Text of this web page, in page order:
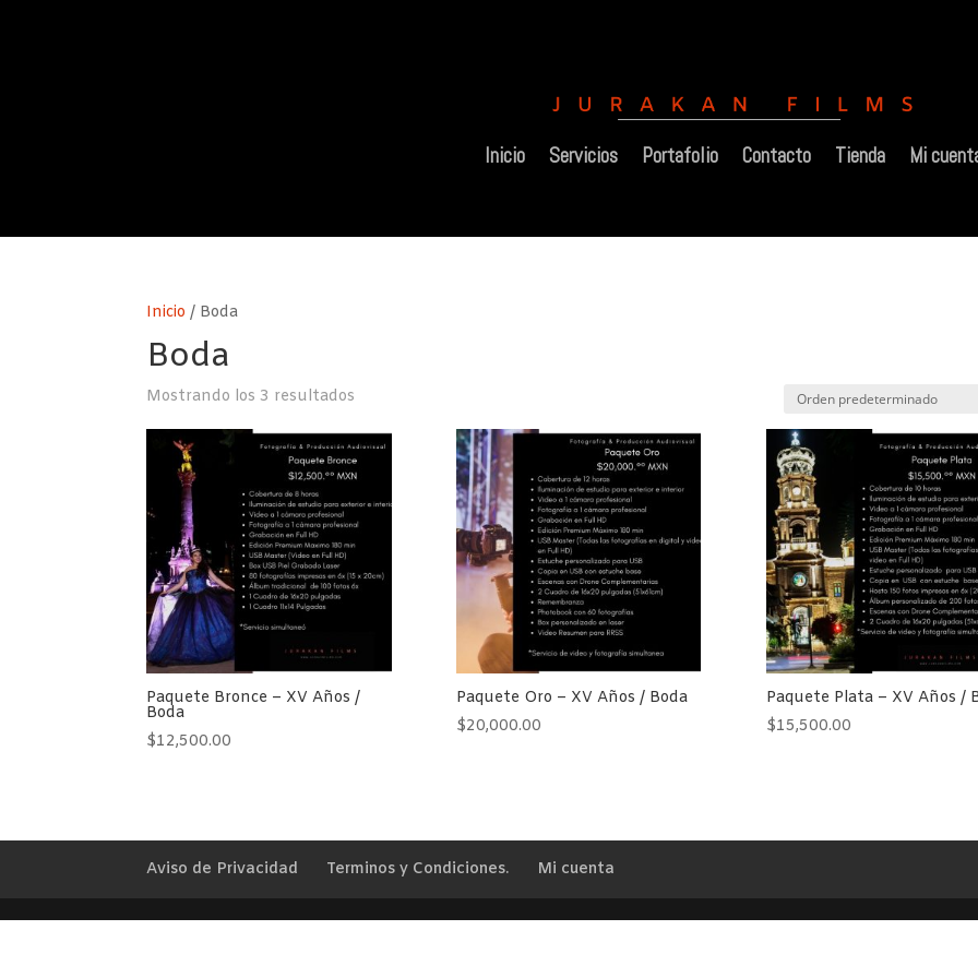
Inicio Servicios Portafolio Contacto Tienda Mi
Inicio / Boda
Boda
Mostrando los 3 resultados
Paquete Bronce – XV Años /
Boda
$12,500.00
Paquete Oro – XV Años / Boda
$20,000.00
Paquete Plata – XV Años /
$15,500.00
Aviso de Privacidad Terminos y Condiciones. Mi cuenta